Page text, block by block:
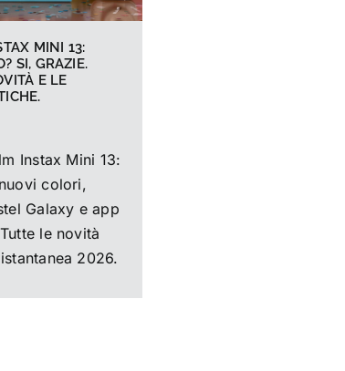
MINI 13:
SI, GRAZIE.
E LE
Instax Mini 13:
colori,
Galaxy e app
le novità
2026.